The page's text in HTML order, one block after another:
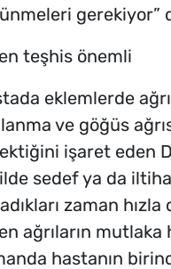
gerekiyor”
teşhis önemli
eklemlerde
ve göğüs
işaret eden
sedef ya da
zaman
ağrıların
hastanın